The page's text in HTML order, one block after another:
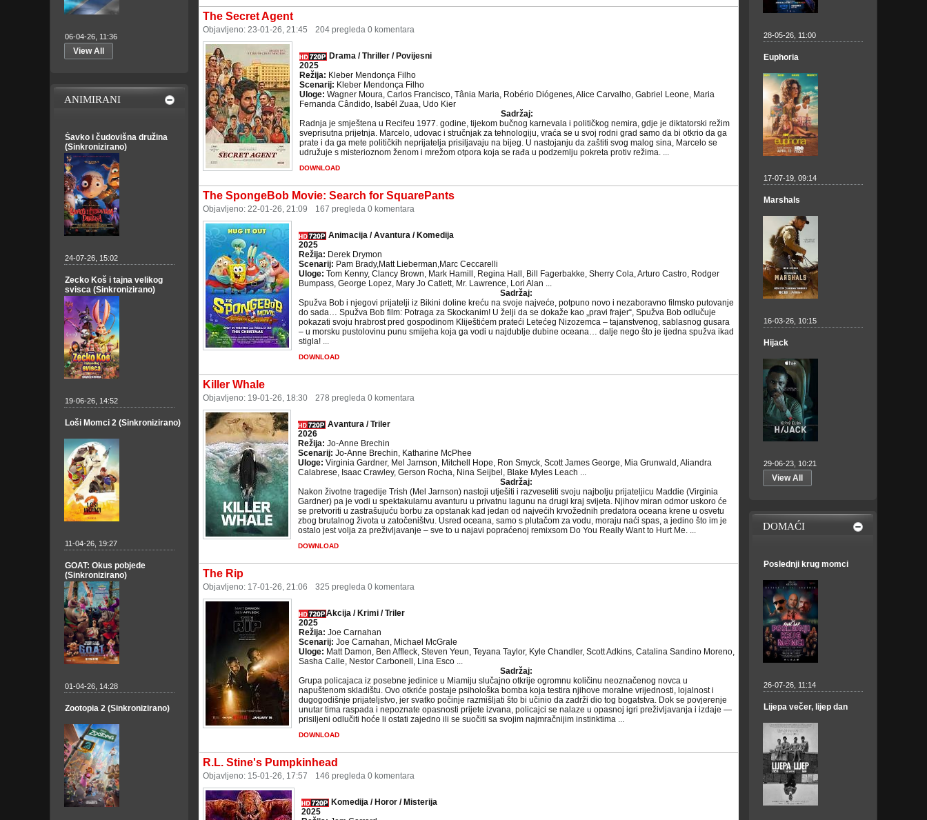
The Secret Agent
Objavljeno: 23-01-26, 21:45 204 pregleda 0 komentara
Drama / Thriller / Povijesni
2025
Režija: Kleber Mendonça Filho
Scenarij: Kleber Mendonça Filho
Uloge: Wagner Moura, Carlos Francisco, Tânia Maria, Robério Diógenes, Alice Carvalho, Gabriel Leone, Maria
Fernanda Cândido, Isabél Zuaa, Udo Kier
Sadržaj:
Radnja je smještena u Recifeu 1977. godine, tijekom bučnog karnevala i političkog nemira, gdje je diktatorski režim
sveprisutna prijetnja. Marcelo, udovac i stručnjak za tehnologiju, vraća se u svoj rodni grad samo da bi otkrio da ga
prate i da ga mete političkih neprijatelja prisiljavaju na bijeg. U nastojanju da zaštiti svog malog sina, Marcelo se
udružuje s misterioznom ženom i mrežom otpora koja se rađa u podzemlju pokreta protiv režima. ...
DOWNLOAD
The SpongeBob Movie: Search for SquarePants
Objavljeno: 22-01-26, 21:09 167 pregleda 0 komentara
Animacija / Avantura / Komedija
2025
Režija: Derek Drymon
Scenarij: Pam Brady,Matt Lieberman,Marc Ceccarelli
Uloge: Tom Kenny, Clancy Brown, Mark Hamill, Regina Hall, Bill Fagerbakke, Sherry Cola, Arturo Castro, Rodger
Bumpass, George Lopez, Mary Jo Catlett, Mr. Lawrence, Lori Alan ...
Sadržaj:
Spužva Bob i njegovi prijatelji iz Bikini doline kreću na svoje najveće, potpuno novo i nezaboravno filmsko putovanje
do sada… Spužva Bob film: Potraga za Skockanim! U želji da se dokaže kao „pravi frajer“, Spužva Bob odlučuje
pokazati svoju hrabrost pred gospodinom Kliještićem prateći Letećeg Nizozemca – tajanstvenog, sablasnog gusara
– u morsku pustolovinu punu smijeha koja ga vodi u najdublje dubine oceana… dalje nego što je ijedna spužva ikad
stigla! ...
DOWNLOAD
Killer Whale
Objavljeno: 19-01-26, 18:30 278 pregleda 0 komentara
Avantura / Triler
2026
Režija: Jo-Anne Brechin
Scenarij: Jo-Anne Brechin, Katharine McPhee
Uloge: Virginia Gardner, Mel Jarnson, Mitchell Hope, Ron Smyck, Scott James George, Mia Grunwald, Aliandra
Calabrese, Isaac Crawley, Gerson Rocha, Nina Seijbel, Blake Myles Leach ...
Sadržaj:
Nakon životne tragedije Trish (Mel Jarnson) nastoji utješiti i razveseliti svoju najbolju prijateljicu Maddie (Virginia
Gardner) pa je vodi u spektakularnu avanturu u privatnu lagunu na drugi kraj svijeta. Njihov miran odmor uskoro će
se pretvoriti u zastrašujuću borbu za opstanak kad jedan od najvećih krvožednih predatora oceana krene u osvetu
zbog brutalnog života u zatočeništvu. Usred oceana, samo s plutačom za vodu, moraju naći spas, a jedino što im je
ostalo jest volja za preživljavanje – sve to u najavi popraćenoj remixsom Do You Really Want to Hurt Me. ...
DOWNLOAD
The Rip
Objavljeno: 17-01-26, 21:06 325 pregleda 0 komentara
Akcija / Krimi / Triler
2025
Režija: Joe Carnahan
Scenarij: Joe Carnahan, Michael McGrale
Uloge: Matt Damon, Ben Affleck, Steven Yeun, Teyana Taylor, Kyle Chandler, Scott Adkins, Catalina Sandino Moreno,
Sasha Calle, Nestor Carbonell, Lina Esco ...
Sadržaj:
Grupa policajaca iz posebne jedinice u Miamiju slučajno otkrije ogromnu količinu neoznačenog novca u
napuštenom skladištu. Ovo otkriće postaje psihološka bomba koja testira njihove moralne vrijednosti, lojalnost i
dugogodišnje prijateljstvo, jer svatko počinje razmišljati što bi učinio da zadrži dio tog bogatstva. Dok se povjerenje
unutar tima raspada i nepoznate opasnosti prijete izvana, policajci se nalaze u opasnoj igri preživljavanja i izdaje —
prisiljeni odlučiti hoće li ostati zajedno ili se suočiti sa svojim najmračnijim instinktima ...
DOWNLOAD
R.L. Stine's Pumpkinhead
Objavljeno: 15-01-26, 17:57 146 pregleda 0 komentara
Komedija / Horor / Misterija
2025
06-04-26, 11:36
View All
ANIMIRANI
Šavko i čudovišna družina
(Sinkronizirano)
24-07-26, 15:02
Zecko Koš i tajna velikog
svisca (Sinkronizirano)
19-06-26, 14:52
Loši Momci 2 (Sinkronizirano)
11-04-26, 19:27
GOAT: Okus pobjede
(Sinkronizirano)
01-04-26, 14:28
Zootopia 2 (Sinkronizirano)
28-05-26, 11:00
Euphoria
17-07-19, 09:14
Marshals
16-03-26, 10:15
Hijack
29-06-23, 10:21
View All
DOMAĆI
Poslednji krug momci
26-07-26, 11:14
Lijepa večer, lijep dan